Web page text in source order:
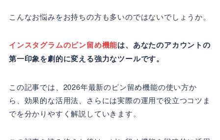
こんなお悩みをお持ちの方も多いのではないでしょうか。
インスタグラムのピン留め機能は、あなたのアカウントの
第一印象を劇的に変える強力なツールです。
この記事では、2026年最新のピン留め機能の使い方か
ら、効果的な活用法、さらには実際の運用で役立つコツま
でを分かりやすく解説していきます。